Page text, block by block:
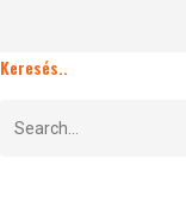
Keresés..